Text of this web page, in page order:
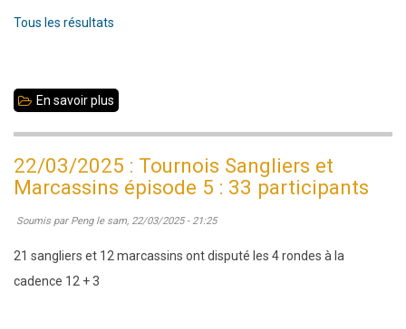
Tous les résultats
En savoir plus
2025
la
2e
22/03/2025 : Tournois Sangliers et
Marcassins épisode 5 : 33 participants
Soumis par Pengle sam, 22/03/2025 - 21:25
21 sangliers et 12 marcassins ont disputé les 4 rondes à la
cadence 12 + 3